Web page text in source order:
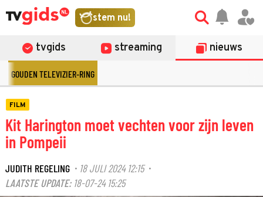
stem nu!
tvgids streaming nieuws
GOUDEN TELEVIZIER-RING
FILM
Kit Harington moet vechten voor zijn leven
in Pompeii
JUDITH REGELING · 18 JULI 2024 12:15·
LAATSTE UPDATE: 18-07-24 15:25